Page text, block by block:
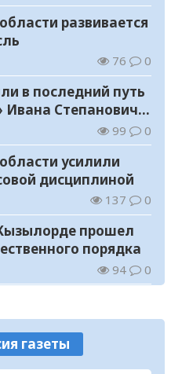
развивается
76 0
в последний путь
Ивана Степановича
99 0
усилили
дисциплиной
137 0
прошел
порядка
94 0
о семейных
пожарной
газеты